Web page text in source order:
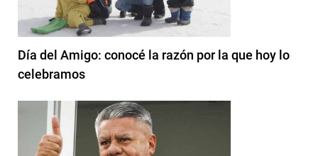
Día del Amigo: conocé la razón por la que hoy lo
celebramos